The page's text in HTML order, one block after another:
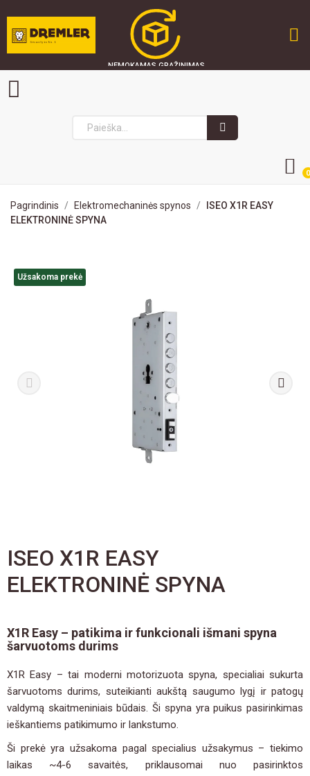
GREITAS PRISTATYMAS
NEMOKAMAS GRĄŽINIMAS
SAUGU PIRKTI
0
Pagrindinis Elektromechaninės spynos
ISEO X1R EASY
ELEKTRONINĖ SPYNA
Užsakoma prekė
ISEO X1R EASY
ELEKTRONINĖ SPYNA
X1R Easy – patikima ir funkcionali išmani spyna
šarvuotoms durims
X1R Easy – tai moderni motorizuota spyna, specialiai sukurta
šarvuotoms durims, suteikianti aukštą saugumo lygį ir patogų
valdymą skaitmeniniais būdais. Ši spyna yra puikus pasirinkimas
ieškantiems patikimumo ir lankstumo.
Ši prekė yra užsakoma pagal specialius užsakymus – tiekimo
laikas ~4-6 savaitės, priklausomai nuo pasirinktos